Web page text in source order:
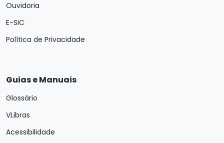
Ouvidoria
E-SIC
Política de Privacidade
Guias e Manuais
Glossário
VLibras
Acessibilidade